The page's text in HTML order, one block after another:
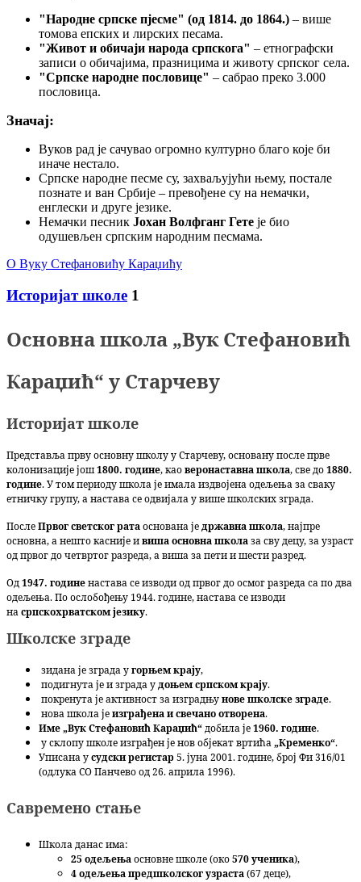
"Народне српске пјесме" (од 1814. до 1864.) – више
томова епских и лирских песама.
"Живот и обичаји народа српскога" – етнографски
записи о обичајима, празницима и животу српског села.
"Српске народне пословице" – сабрао преко 3.000
пословица.
Значај:
Вуков рад је сачувао огромно културно благо које би
иначе нестало.
Српске народне песме су, захваљујући њему, постале
познате и ван Србије – превођене су на немачки,
енглески и друге језике.
Немачки песник Јохан Волфганг Гете је био
одушевљен српским народним песмама.
О Вуку Стефановићу Караџићу
Историјат школе 1
Основна школа „Вук Стефановић
Караџић“ у Старчеву
Историјат школе
Представља прву основну школу у Старчеву, основану после прве
колонизације још1800. године, каоверонаставна школа, све до1880.
године. У том периоду школа је имала издвојена одељења за сваку
етничку групу, а настава се одвијала у више школских зграда.
ПослеПрвог светског ратаоснована једржавна школа, најпре
основна, а нешто касније ивиша основна школаза сву децу, за узраст
од првог до четвртог разреда, а виша за пети и шести разред.
Од1947. годиненастава се изводи од првог до осмог разреда са по два
одељења. По ослобођењу 1944. године, настава се изводи
насрпскохрватском језику.
Школске зграде
зидана је зграда угорњем крају,
подигнута је и зграда удоњем српском крају.
покренута је активност за изградњунове школске зграде.
нова школа јеизграђена и свечано отворена.
Име „Вук Стефановић Караџић“добила је1960. године.
у склопу школе изграђен је нов објекат вртића„Кременко“.
Уписана усудски регистар5. јуна 2001. године, број Фи 316/01
(одлука СО Панчево од 26. априла 1996).
Савремено стање
Школа данас има:
25 одељењаосновне школе (око570 ученика),
4 одељења предшколског узраста(67 деце),